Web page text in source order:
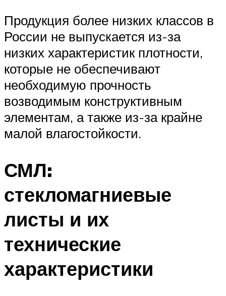
Продукция более низких классов в
России не выпускается из-за
низких характеристик плотности,
которые не обеспечивают
необходимую прочность
возводимым конструктивным
элементам, а также из-за крайне
малой влагостойкости.
СМЛ:
стекломагниевые
листы и их
технические
характеристики